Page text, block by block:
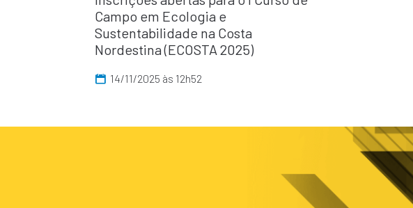
Campo em Ecologia e
Sustentabilidade na Costa
Nordestina (ECOSTA 2025)
14/11/2025 às 12h52